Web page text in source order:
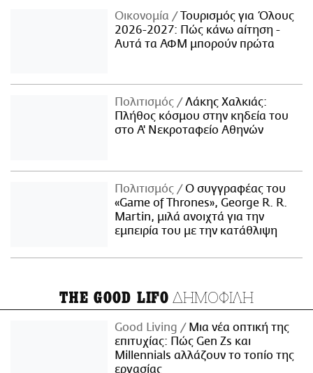
Οικονομία
Τουρισμός για Όλους
2026-2027: Πώς κάνω αίτηση -
Αυτά τα ΑΦΜ μπορούν πρώτα
Πολιτισμός
Λάκης Χαλκιάς:
Πλήθος κόσμου στην κηδεία του
στο Α' Νεκροταφείο Αθηνών
Πολιτισμός
Ο συγγραφέας του
«Game of Thrones», George R. R.
Martin, μιλά ανοιχτά για την
εμπειρία του με την κατάθλιψη
THE GOOD LIFO ΔΗΜΟΦΙΛΗ
Good Living
Μια νέα οπτική της
επιτυχίας: Πώς Gen Zs και
Millennials αλλάζουν το τοπίο της
εργασίας